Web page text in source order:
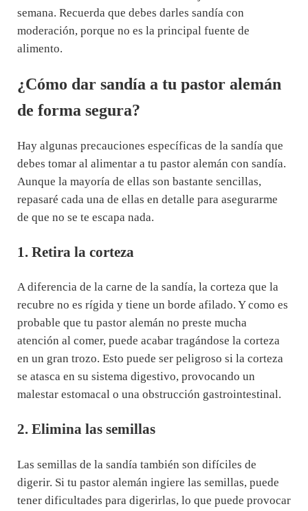
semana. Recuerda que debes darles sandía con
moderación, porque no es la principal fuente de
alimento.
¿Cómo dar sandía a tu pastor alemán
de forma segura?
Hay algunas precauciones específicas de la sandía que
debes tomar al alimentar a tu pastor alemán con sandía.
Aunque la mayoría de ellas son bastante sencillas,
repasaré cada una de ellas en detalle para asegurarme
de que no se te escapa nada.
1. Retira la corteza
A diferencia de la carne de la sandía, la corteza que la
recubre no es rígida y tiene un borde afilado. Y como es
probable que tu pastor alemán no preste mucha
atención al comer, puede acabar tragándose la corteza
en un gran trozo. Esto puede ser peligroso si la corteza
se atasca en su sistema digestivo, provocando un
malestar estomacal o una obstrucción gastrointestinal.
2. Elimina las semillas
Las semillas de la sandía también son difíciles de
digerir. Si tu pastor alemán ingiere las semillas, puede
tener dificultades para digerirlas, lo que puede provocar